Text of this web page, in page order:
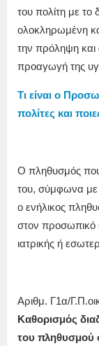
του πολίτη με το
ολοκληρωμένη
την πρόληψη και
προαγωγή της
Τι είναι ο
πολίτες και
Ο πληθυσμός που
του, σύμφωνα με
ο ενήλικος
στον προσωπικό
ιατρικής ή
Αριθμ. Γ1α/
Καθορισμός
του πληθυσμού